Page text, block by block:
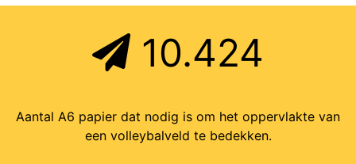
10.424
Aantal A6 papier dat nodig is om het oppervlakte van
een volleybalveld te bedekken.